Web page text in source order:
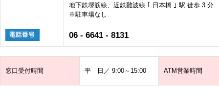
地下鉄堺筋線、近鉄難波線 ｢ 日本橋 ｣ 駅 徒歩 3 分
※駐車場なし
06 - 6641 - 8131
窓口受付時間 平 日／ 9:00～15:00 ATM営業時間